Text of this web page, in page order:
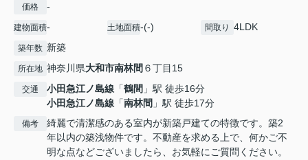
価格 -
建物面積- 土地面積-(-) 間取り 4LDK
築年数 新築
所在地 神奈川県大和市南林間 ６丁目15
交通 小田急江ノ島線 「鶴間 」駅 徒歩16分
小田急江ノ島線 「南林間 」駅 徒歩17分
備考
綺麗で清潔感のある室内が新築戸建ての特徴です。築2
年以内の築浅物件です。不動産を求める上で、何かご不
明な点などございましたら、お気軽にご質問ください。